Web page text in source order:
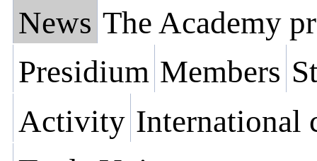
News The Academy
Presidium Members
Activity International